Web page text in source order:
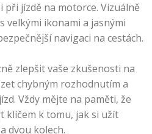
při jízdě na motorce. Vizuálně
velkými ikonami a jasnými
navigaci na cestách.
zlepšit vaše zkušenosti na
chybným rozhodnutím a
Vždy mějte na paměti, že
klíčem k tomu, jak si užít
dvou kolech.